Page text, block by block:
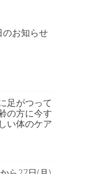
のお知らせ
足がつって
の方に今す
い体のケア